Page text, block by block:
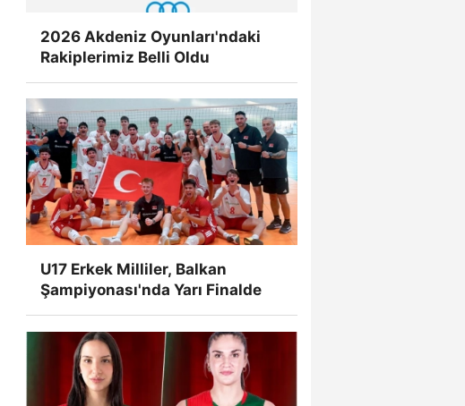
2026 Akdeniz Oyunları'ndaki
Rakiplerimiz Belli Oldu
U17 Erkek Milliler, Balkan
Şampiyonası'nda Yarı Finalde